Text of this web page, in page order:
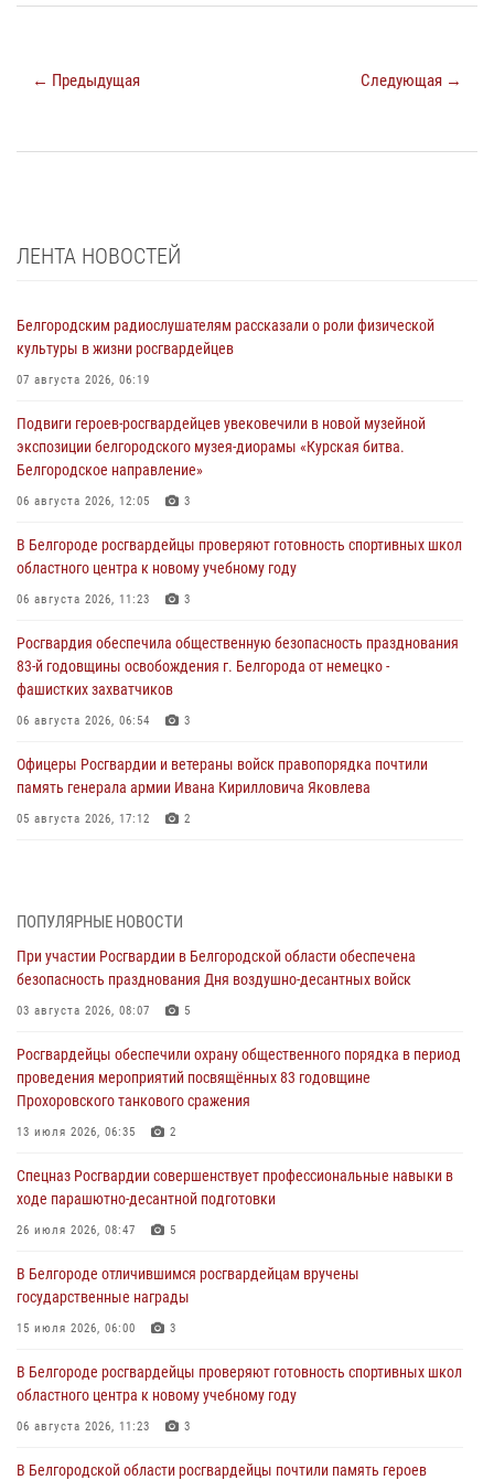
← Предыдущая Следующая →
ЛЕНТА НОВОСТЕЙ
Белгородским радиослушателям рассказали о роли физической
культуры в жизни росгвардейцев
07 августа 2026, 06:19
Подвиги героев‑росгвардейцев увековечили в новой музейной
экспозиции белгородского музея‑диорамы «Курская битва.
Белгородское направление»
06 августа 2026, 12:05 3
В Белгороде росгвардейцы проверяют готовность спортивных школ
областного центра к новому учебному году
06 августа 2026, 11:23 3
Росгвардия обеспечила общественную безопасность празднования
83-й годовщины освобождения г. Белгорода от немецко -
фашистких захватчиков
06 августа 2026, 06:54 3
Офицеры Росгвардии и ветераны войск правопорядка почтили
память генерала армии Ивана Кирилловича Яковлева
05 августа 2026, 17:12 2
Росгвардия призывает белгородских владельцев оружия не
затягивать с перерегистрацией
Росгвардейцы спасли раненого при атаке FPV-дрона ВСУ жителя
белгородского приграничья
04 августа 2026, 10:43
За неделю белгородские росгвардейцы пресекли свыше 130
правонарушений
04 августа 2026, 06:03
Сотрудники Росгвардии задержали подозреваемую в краже
товаров из гипермаркета в Белгороде
03 августа 2026, 13:29
ПОПУЛЯРНЫЕ НОВОСТИ
При участии Росгвардии в Белгородской области обеспечена
безопасность празднования Дня воздушно-десантных войск
03 августа 2026, 08:07 5
Росгвардейцы обеспечили охрану общественного порядка в период
проведения мероприятий посвящённых 83 годовщине
Прохоровского танкового сражения
13 июля 2026, 06:35 2
Спецназ Росгвардии совершенствует профессиональные навыки в
ходе парашютно-десантной подготовки
26 июля 2026, 08:47 5
В Белгороде отличившимся росгвардейцам вручены
государственные награды
15 июля 2026, 06:00 3
В Белгороде росгвардейцы проверяют готовность спортивных школ
областного центра к новому учебному году
06 августа 2026, 11:23 3
В Белгородской области росгвардейцы почтили память героев